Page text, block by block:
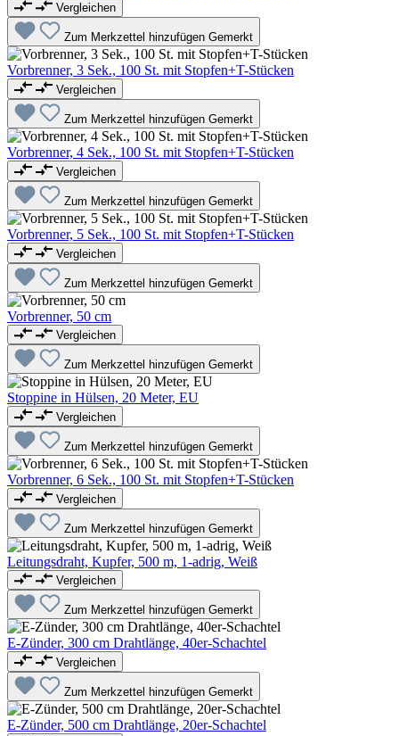
Vergleichen
Zum Merkzettel hinzufügen Gemerkt
Vorbrenner, 3 Sek., 100 St. mit Stopfen+T-Stücken
Vergleichen
Zum Merkzettel hinzufügen Gemerkt
Vorbrenner, 4 Sek., 100 St. mit Stopfen+T-Stücken
Vergleichen
Zum Merkzettel hinzufügen Gemerkt
Vorbrenner, 5 Sek., 100 St. mit Stopfen+T-Stücken
Vergleichen
Zum Merkzettel hinzufügen Gemerkt
Vorbrenner, 50 cm
Vergleichen
Zum Merkzettel hinzufügen Gemerkt
Stoppine in Hülsen, 20 Meter, EU
Vergleichen
Zum Merkzettel hinzufügen Gemerkt
Vorbrenner, 6 Sek., 100 St. mit Stopfen+T-Stücken
Vergleichen
Zum Merkzettel hinzufügen Gemerkt
Leitungsdraht, Kupfer, 500 m, 1-adrig, Weiß
Vergleichen
Zum Merkzettel hinzufügen Gemerkt
E-Zünder, 300 cm Drahtlänge, 40er-Schachtel
Vergleichen
Zum Merkzettel hinzufügen Gemerkt
E-Zünder, 500 cm Drahtlänge, 20er-Schachtel